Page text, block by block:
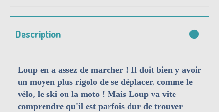
Description
Loup en a assez de marcher ! Il doit bien y avoir
un moyen plus rigolo de se déplacer, comme le
vélo, le ski ou la moto ! Mais Loup va vite
comprendre qu'il est parfois dur de trouver